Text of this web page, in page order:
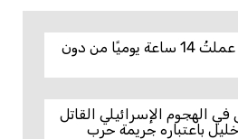
“لمدة خمسة أشهر، عملتُ 14 ساعة يوميًا من دون
الهجوم الإسرائيلي القاتل
باعتباره جريمة حرب